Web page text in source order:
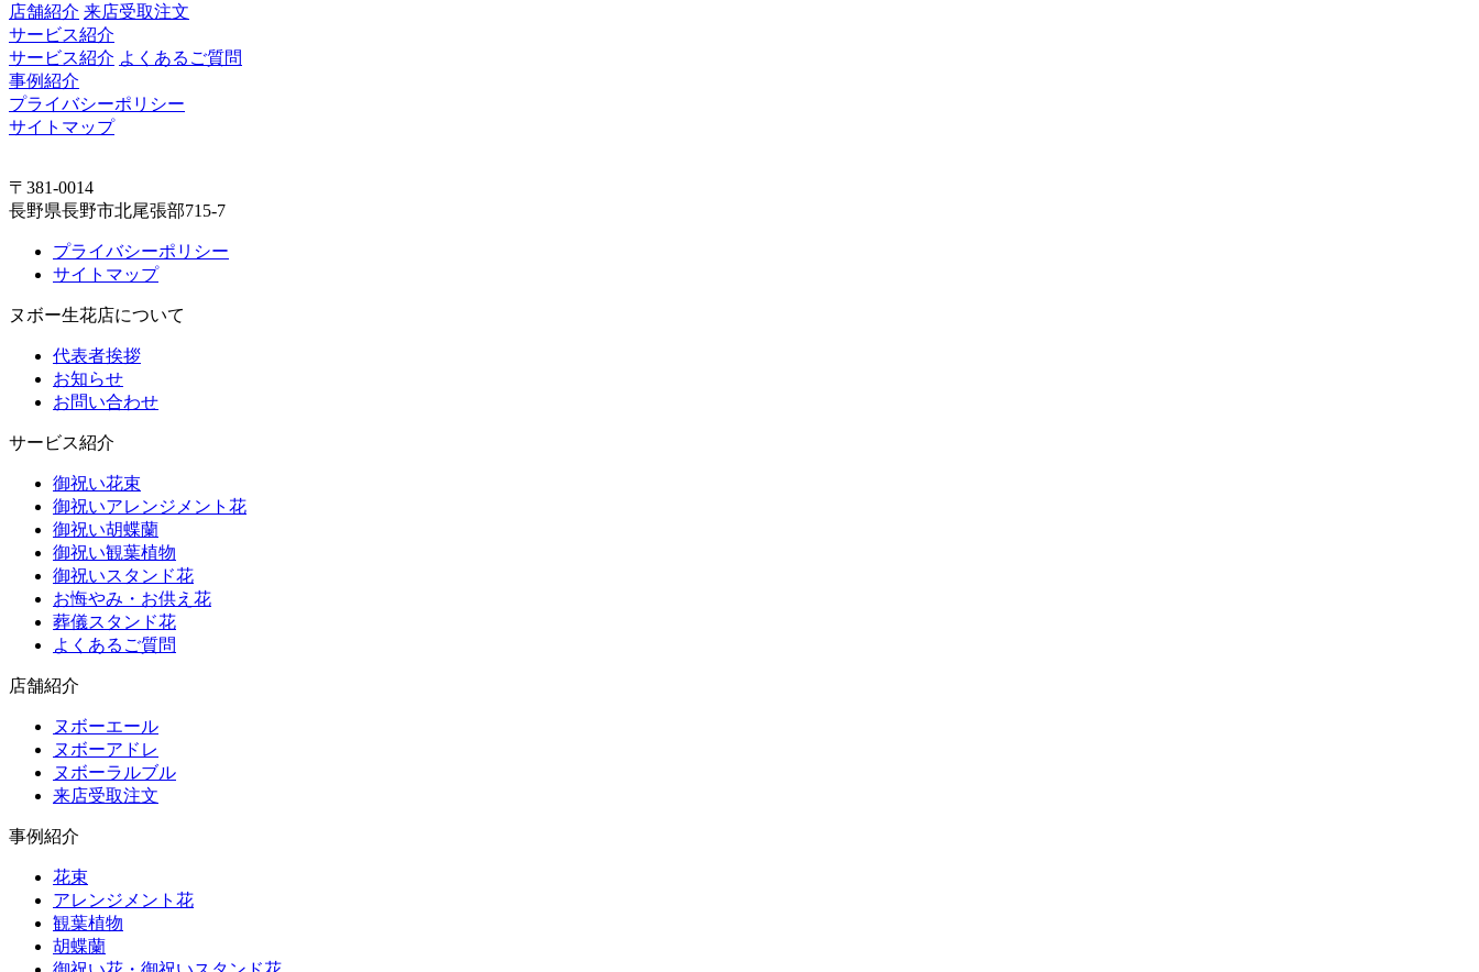
店舗紹介 来店受取注文
サービス紹介
サービス紹介 よくあるご質問
事例紹介
プライバシーポリシー
サイトマップ
〒381-0014
長野県長野市北尾張部715-7
プライバシーポリシー
サイトマップ
ヌボー生花店について
代表者挨拶
お知らせ
お問い合わせ
サービス紹介
御祝い花束
御祝いアレンジメント花
御祝い胡蝶蘭
御祝い観葉植物
御祝いスタンド花
お悔やみ・お供え花
葬儀スタンド花
よくあるご質問
店舗紹介
ヌボーエール
ヌボーアドレ
ヌボーラルブル
来店受取注文
事例紹介
花束
アレンジメント花
観葉植物
胡蝶蘭